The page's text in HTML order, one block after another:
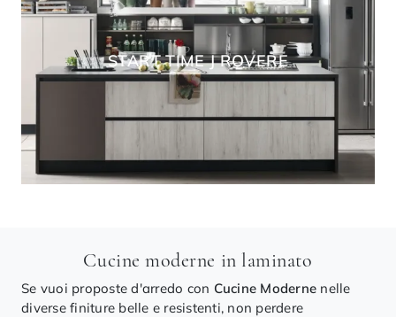
START TIME J ROVERE
Cucine moderne in laminato
Se vuoi proposte d'arredo con Cucine Moderne nelle
diverse finiture belle e resistenti, non perdere